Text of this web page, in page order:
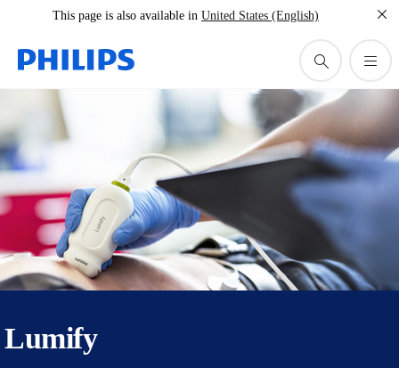
This page is also available in United States (English)
Lumify